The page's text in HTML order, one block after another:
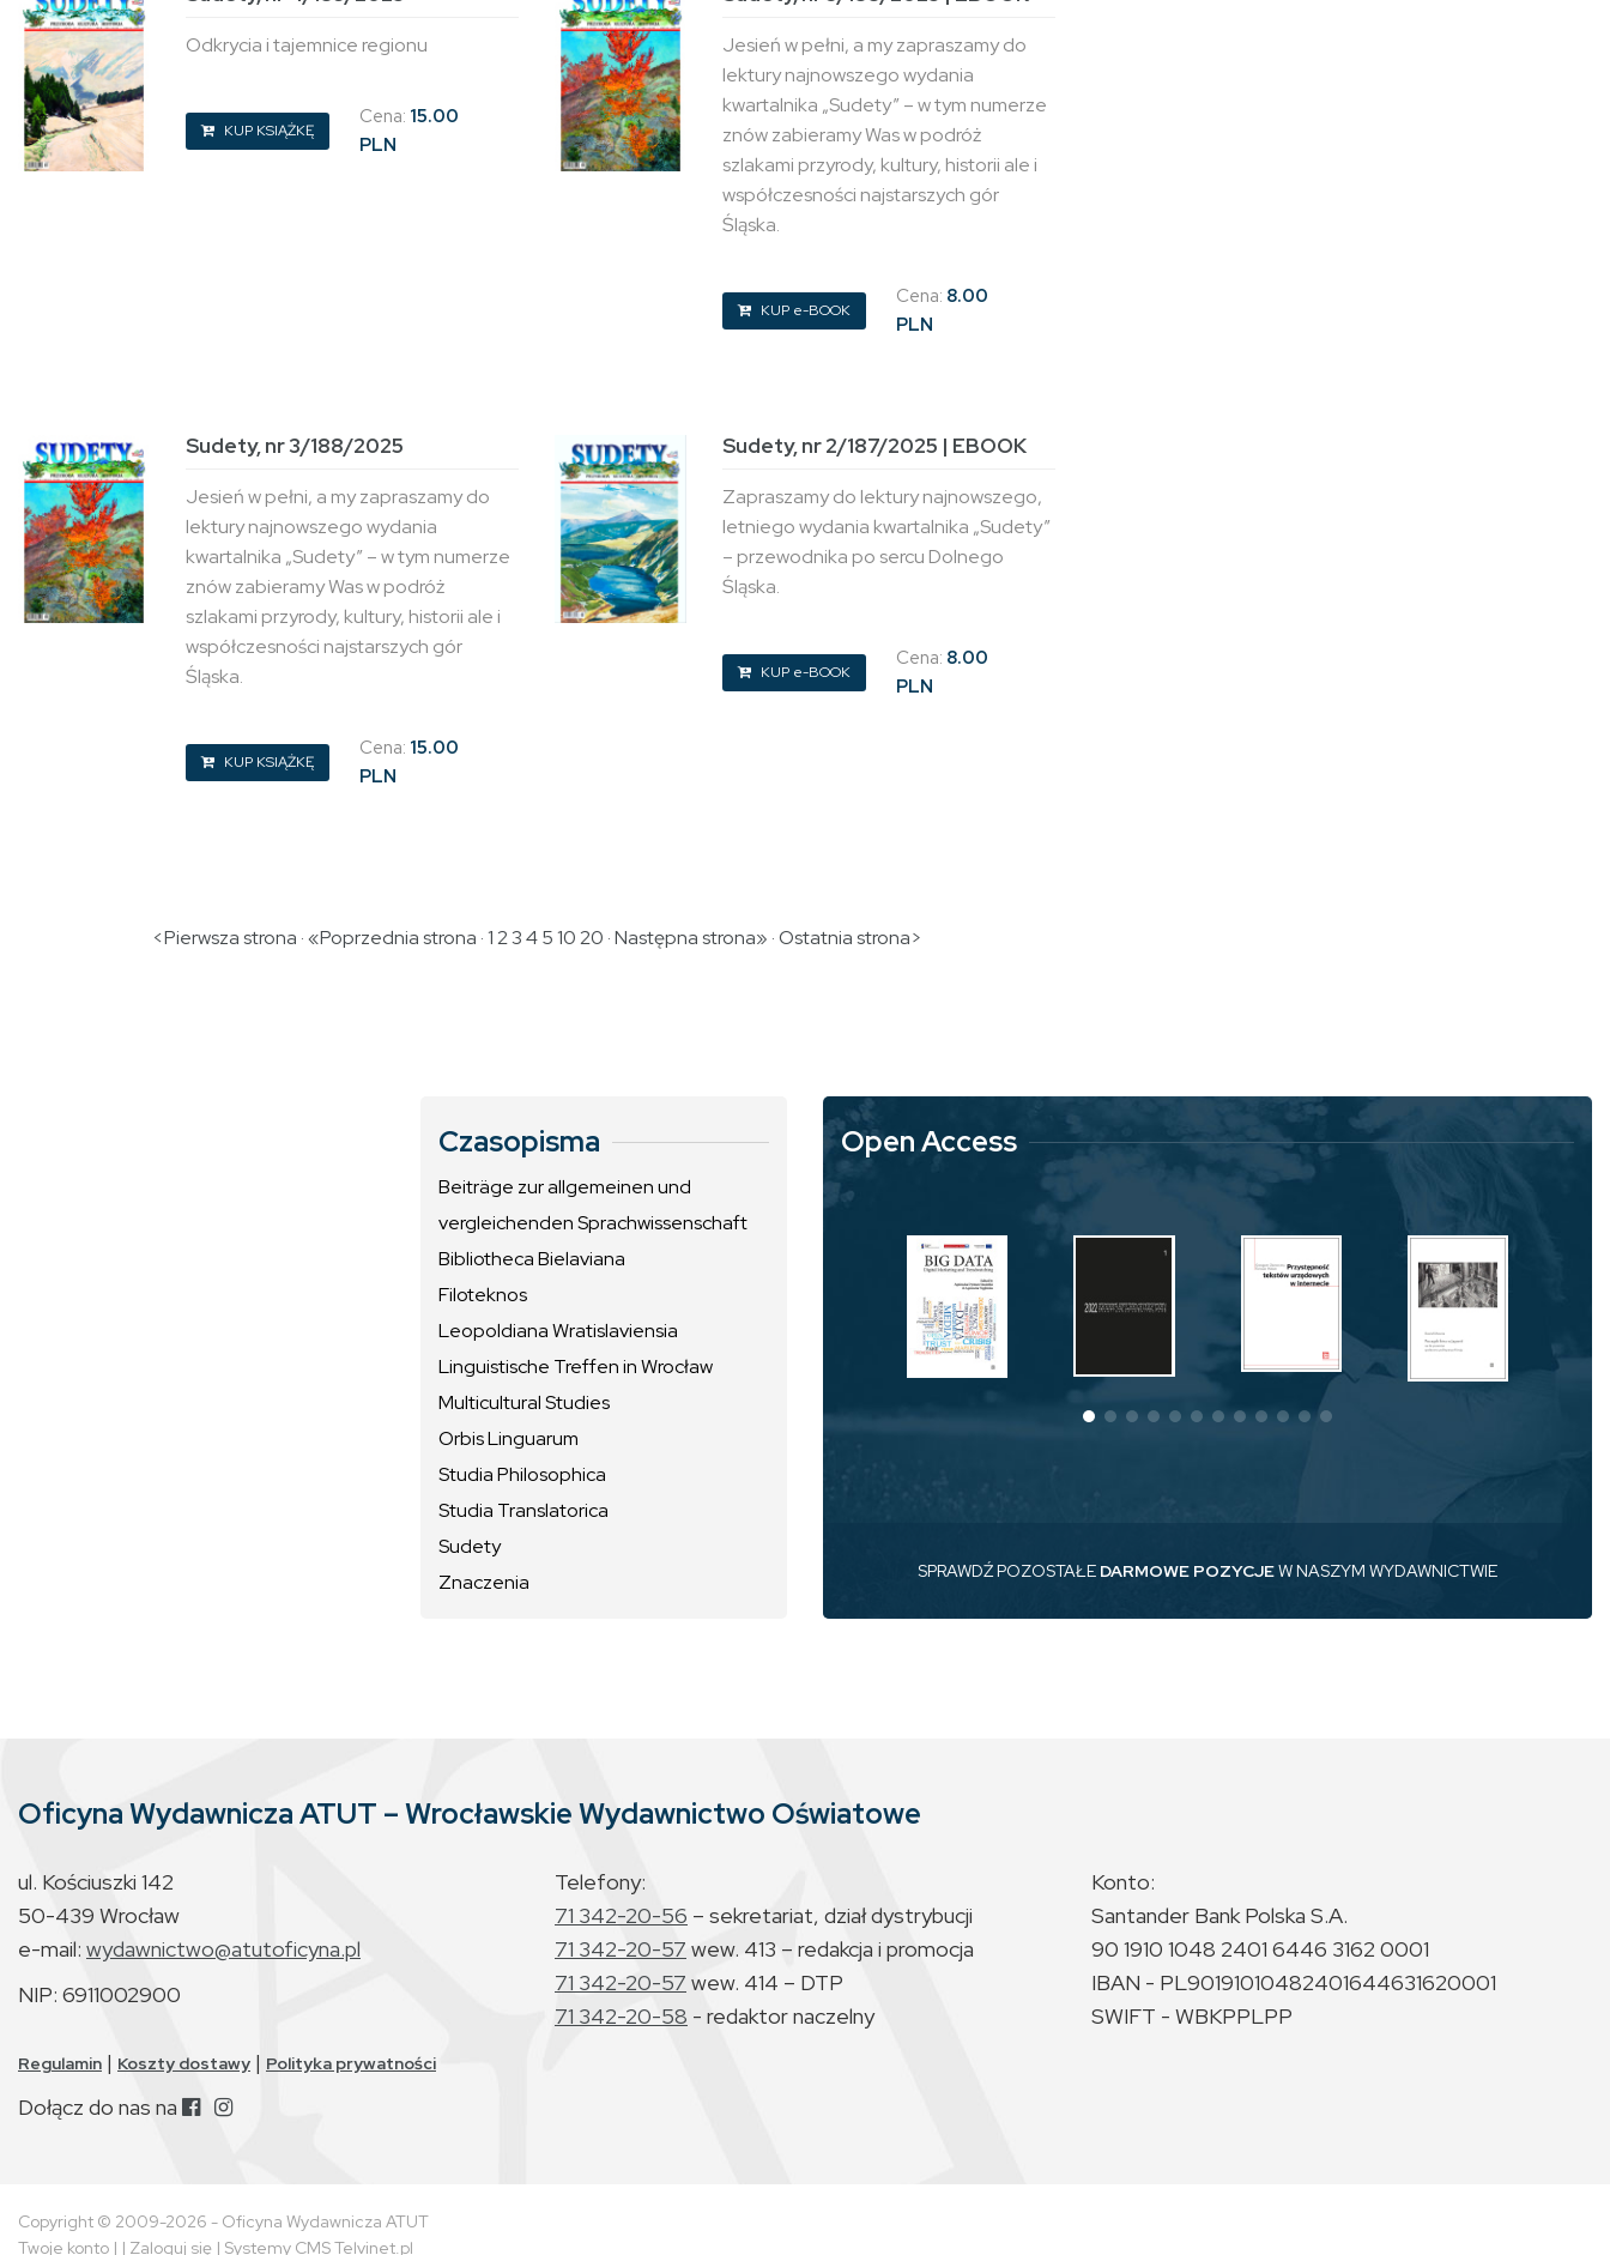
Odkrycia i tajemnice regionu
Cena: 15.00
PLN
KUP KSIĄŻKĘ
Jesień w pełni, a my zapraszamy do
lektury najnowszego wydania
kwartalnika „Sudety” – w tym numerze
znów zabieramy Was w podróż
szlakami przyrody, kultury, historii ale i
współczesności najstarszych gór
Śląska.
Cena: 8.00
PLN
KUP e-BOOK
Sudety, nr 3/188/2025
Jesień w pełni, a my zapraszamy do
lektury najnowszego wydania
kwartalnika „Sudety” – w tym numerze
znów zabieramy Was w podróż
szlakami przyrody, kultury, historii ale i
współczesności najstarszych gór
Śląska.
Cena: 15.00
PLN
KUP KSIĄŻKĘ
Sudety, nr 2/187/2025 | EBOOK
Zapraszamy do lektury najnowszego,
letniego wydania kwartalnika „Sudety”
– przewodnika po sercu Dolnego
Śląska.
Cena: 8.00
PLN
KUP e-BOOK
<Pierwsza strona · «Poprzednia strona · 1234 51020 ·Następna strona» ·Ostatnia strona>
Czasopisma
Beiträge zur allgemeinen und
vergleichenden Sprachwissenschaft
Bibliotheca Bielaviana
Filoteknos
Leopoldiana Wratislaviensia
Linguistische Treffen in Wrocław
Multicultural Studies
Orbis Linguarum
Studia Philosophica
Studia Translatorica
Sudety
Znaczenia
Open Access
SPRAWDŹ POZOSTAŁE DARMOWE POZYCJEW NASZYM WYDAWNICTWIE
Oficyna Wydawnicza ATUT – Wrocławskie Wydawnictwo Oświatowe
ul. Kościuszki 142
50-439 Wrocław
e-mail: wydawnictwo@atutoficyna.pl
NIP: 6911002900
Telefony:
71 342-20-56 – sekretariat, dział dystrybucji
71 342-20-57 wew. 413 – redakcja i promocja
71 342-20-57 wew. 414 – DTP
71 342-20-58 - redaktor naczelny
Konto:
Santander Bank Polska S.A.
90 1910 1048 2401 6446 3162 0001
IBAN - PL90191010482401644631620001
SWIFT - WBKPPLPP
Regulamin | Koszty dostawy | Polityka prywatności
Dołącz do nas na
Copyright © 2009-2026 - Oficyna Wydawnicza ATUT
Twoje konto | | Zaloguj się | Systemy CMS Telvinet.pl